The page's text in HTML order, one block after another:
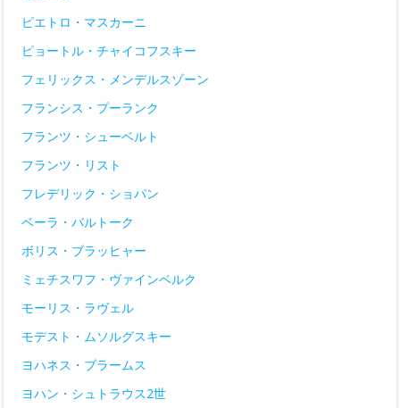
ピエトロ・マスカーニ
ピョートル・チャイコフスキー
フェリックス・メンデルスゾーン
フランシス・プーランク
フランツ・シューベルト
フランツ・リスト
フレデリック・ショパン
ベーラ・バルトーク
ボリス・ブラッヒャー
ミェチスワフ・ヴァインベルク
モーリス・ラヴェル
モデスト・ムソルグスキー
ヨハネス・ブラームス
ヨハン・シュトラウス2世